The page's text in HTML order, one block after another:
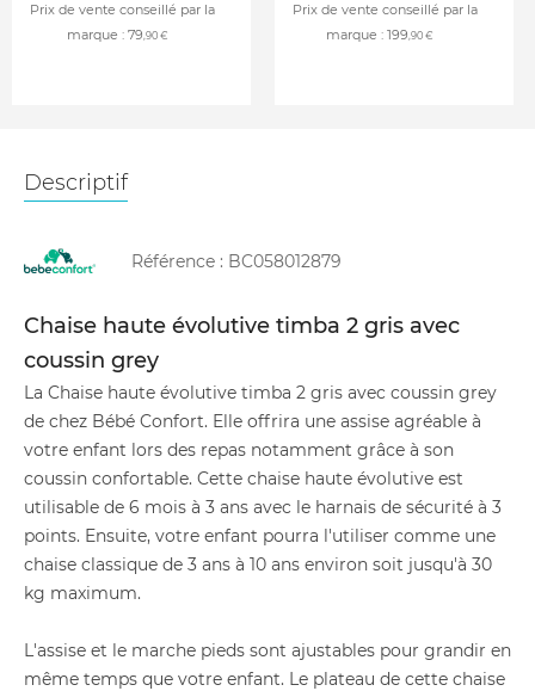
Prix de vente conseillé par la
marque : 79,90 €
Prix de vente conseillé par la
marque : 199,90 €
Descriptif
Référence : BC058012879
Chaise haute évolutive timba 2 gris avec
coussin grey
La Chaise haute évolutive timba 2 gris avec coussin grey
de chez Bébé Confort. Elle offrira une assise agréable à
votre enfant lors des repas notamment grâce à son
coussin confortable. Cette chaise haute évolutive est
utilisable de 6 mois à 3 ans avec le harnais de sécurité à 3
points. Ensuite, votre enfant pourra l'utiliser comme une
chaise classique de 3 ans à 10 ans environ soit jusqu'à 30
kg maximum.
L'assise et le marche pieds sont ajustables pour grandir en
même temps que votre enfant. Le plateau de cette chaise